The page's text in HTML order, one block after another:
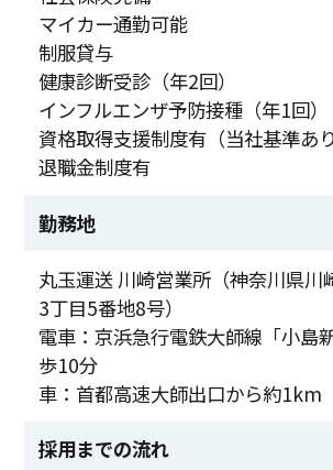
マイカー通勤可能
制服貸与
健康診断受診（年2回）
インフルエンザ予防接種（年1回）
資格取得支援制度有（当社基準あり
退職金制度有
勤務地
丸玉運送 川崎営業所（神奈川県川
3丁目5番地8号）
電車：京浜急行電鉄大師線「小島
歩10分
車：首都高速大師出口から約1km
採用までの流れ